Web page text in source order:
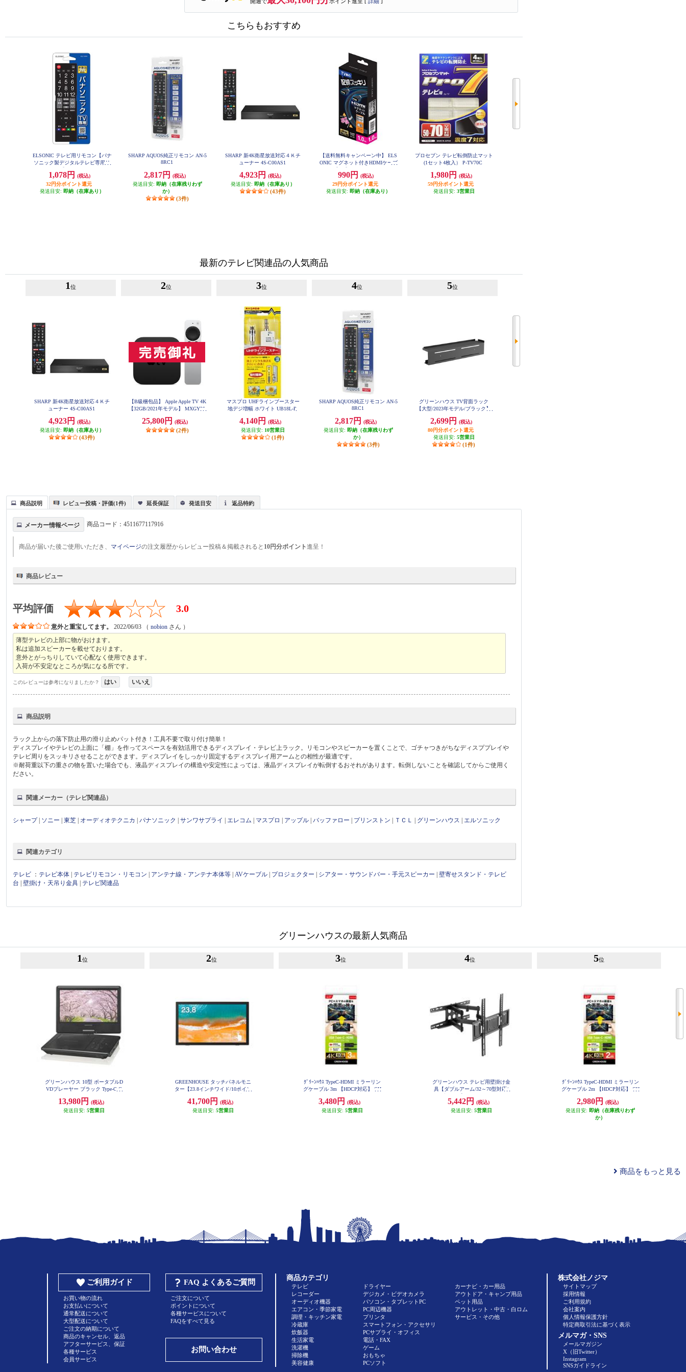
こちらもおすすめ
ELSONIC テレビ用リモコン【パナ
ソニック製デジタルテレビ専用リ
1,078円
(税込)
32円分ポイント還元
発送目安: 即納（在庫あり）
SHARP AQUOS純正リモコン AN-5
8RC1
2,817円
(税込)
発送目安: 即納（在庫残りわず
か）
(3件)
SHARP 新4K衛星放送対応４Ｋチ
ューナー 4S-C00AS1
4,923円
(税込)
発送目安: 即納（在庫あり）
(43件)
【送料無料キャンペーン中】 ELS
ONIC マグネット付きHDMIケーブ
990円
(税込)
29円分ポイント還元
発送目安: 即納（在庫あり）
プロセブン テレビ転倒防止マット
(1セット4枚入） P-TV70C
1,980円
(税込)
59円分ポイント還元
発送目安: 3営業日
最新のテレビ関連品の人気商品
1 位
SHARP 新4K衛星放送対応４Ｋチ
ューナー 4S-C00AS1
4,923円
(税込)
発送目安: 即納（在庫あり）
(43件)
2位
【B級梱包品】 Apple Apple TV 4K
【32GB/2021年モデル】 MXGY2J-
25,800円 (税込)
(2件)
3位
マスプロ UHFラインブースター
地デジ増幅 ホワイト UB18L-P
4,140円
(税込)
発送目安: 10営業日
(1件)
4位
SHARP AQUOS純正リモコン AN-5
8RC1
2,817円
(税込)
発送目安: 即納（在庫残りわず
か）
(3件)
5位
グリーンハウス TV背面ラック
【大型/2023年モデル/ブラック】
2,699円
(税込)
80円分ポイント還元
発送目安: 5営業日
(1件)
商品説明 レビュー投稿・評価(1件) 延長保証 発送目安 返品特約
メーカー情報ページ 商品コード：4511677117916
商品が届いた後ご使用いただき、 マイページの注文履歴からレビュー投稿＆掲載されると 10円分ポイント進呈！
商品レビュー
平均評価 3.0
意外と重宝してます。 2022/06/03 （nobion さん ）
薄型テレビの上部に物がおけます。
私は追加スピーカーを載せております。
意外とがっちりしていて心配なく使用できます。
入荷が不安定なところが気になる所です。
このレビューは参考になりましたか？ はい いいえ
商品説明
ラック上からの落下防止用の滑り止めパット付き！工具不要で取り付け簡単！
ディスプレイやテレビの上面に「棚」を作ってスペースを有効活用できるディスプレイ・テレビ上ラック。リモコンやスピーカーを置くことで、ゴチャつきがちなディスププレイや
テレビ周りをスッキリさせることができます。ディスプレイをしっかり固定するディスプレイ用アームとの相性が最適です。
※耐荷重以下の重さの物を置いた場合でも、液晶ディスプレイの構造や安定性によっては、液晶ディスプレイが転倒するおそれがあります。転倒しないことを確認してからご使用く
ださい。
関連メーカー（テレビ関連品）
シャープ| ソニー |東芝 オーディオテクニカ |パナソニック |サンワサプライ エレコム マスプロ アップル |バッファロー プリンストン ＴＣＬ グリーンハウス エルソニック
関連カテゴリ
テレビ ： テレビ本体 テレビリモコン・リモコン アンテナ線・アンテナ本体等 |AVケーブル プロジェクター シアター・サウンドバー・手元スピーカー |壁寄せスタンド・テレビ
台 |壁掛け・天吊り金具 テレビ関連品
グリーンハウスの最新人気商品
1 位
グリーンハウス 10型 ポータブルD
VDプレーヤー ブラック Type-C G
13,980円
(税込)
発送目安: 5営業日
2位
GREENHOUSE タッチパネルモニ
ター【23.8インチワイド/10ポイン
ク/2022年12月モデル】 GH-LCT24
C-BK
41,700円
(税込)
発送目安: 5営業日
3位
ｸﾞﾘｰﾝﾊｳｽ TypeC-HDMI ミラーリン
グケーブル 3m 【HDCP対応】 GH
3,480円
(税込)
発送目安: 5営業日
4位
グリーンハウス テレビ用壁掛け金
具【ダブルアーム/32～70型対応/
5,442円
(税込)
発送目安: 5営業日
5位
ｸﾞﾘｰﾝﾊｳｽ TypeC-HDMI ミラーリン
グケーブル 2m 【HDCP対応】 GH
2,980円
(税込)
発送目安: 即納（在庫残りわず
か）
商品をもっと見る
ご利用ガイド
お買い物の流れ
お支払いについて
通常配送について
大型配送について
ご注文の納期について
商品のキャンセル、返品
アフターサービス、保証
各種サービス
会員サービス
FAQ よくあるご質問
ご注文について
ポイントについて
各種サービスについて
FAQをすべて見る
お問い合わせ
商品カテゴリ
テレビ
レコーダー
オーディオ機器
エアコン・季節家電
調理・キッチン家電
冷蔵庫
炊飯器
生活家電
洗濯機
掃除機
美容健康
ドライヤー
デジカメ・ビデオカメラ
パソコン・タブレットPC
PC周辺機器
プリンタ
スマートフォン・アクセサリ
PCサプライ・オフィス
電話・FAX
ゲーム
おもちゃ
PCソフト
カーナビ・カー用品
アウトドア・キャンプ用品
ペット用品
アウトレット・中古・白ロム
サービス・その他
株式会社ノジマ
サイトマップ
採用情報
ご利用規約
会社案内
個人情報保護方針
特定商取引法に基づく表示
メルマガ・SNS
メールマガジン
X（旧Twitter）
Instagram
SNSガイドライン